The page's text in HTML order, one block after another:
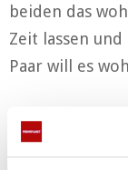
beiden das
Zeit lassen
Paar will es